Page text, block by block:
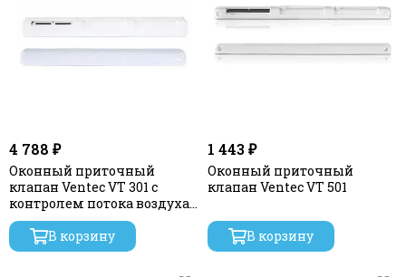
4 788 ₽
Оконный приточный
клапан Ventec VT 301 с
контролем потока воздуха
и акустической
шумоизоляцией
В корзину
1 443 ₽
Оконный приточный
клапан Ventec VT 501
В корзину